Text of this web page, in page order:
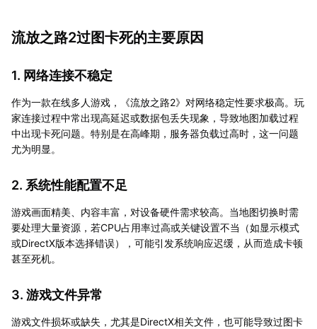
流放之路2过图卡死的主要原因
1. 网络连接不稳定
作为一款在线多人游戏，《流放之路2》对网络稳定性要求极高。玩
家连接过程中常出现高延迟或数据包丢失现象，导致地图加载过程
中出现卡死问题。特别是在高峰期，服务器负载过高时，这一问题
尤为明显。
2. 系统性能配置不足
游戏画面精美、内容丰富，对设备硬件需求较高。当地图切换时需
要处理大量资源，若CPU占用率过高或关键设置不当（如显示模式
或DirectX版本选择错误），可能引发系统响应迟缓，从而造成卡顿
甚至死机。
3. 游戏文件异常
游戏文件损坏或缺失，尤其是DirectX相关文件，也可能导致过图卡